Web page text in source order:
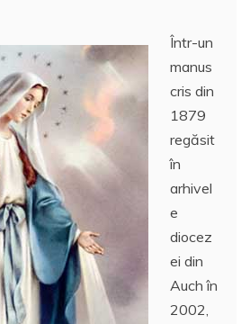
Într-un
manus
cris din
1879
regăsit
în
arhivel
e
diocez
ei din
Auch în
2002,